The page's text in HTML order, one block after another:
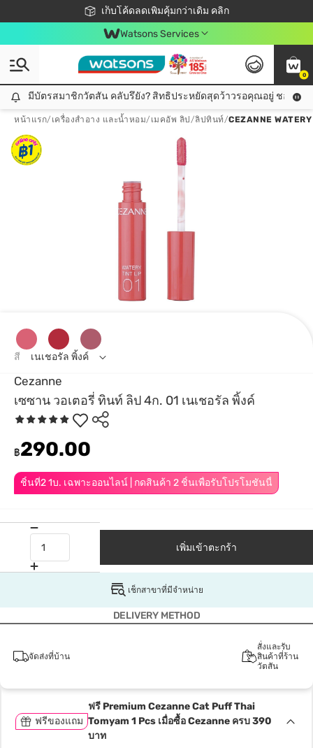
เก็บโค้ดลดเพิ่มคุ้มกว่าเดิม คลิก
ชอปออนไลน์ครั้งแรก ลดเพิ่มจุก ๆ 10%! 🎉
📦ส่งฟรี! เมื่อชอป 499฿
สมาชิกวัตสัน คลับดียังไง?
Watsons Services
0
มีบัตรสมาชิกวัตสัน คลับรึยัง? สิทธิประหยัดสุดว้าวรอคุณอยู่ ชอปคุ้มกว่าเดิม คลิก!
มีบัตรสมาชิกวัตสัน คลับรึยัง? สิทธิประหยัดสุดว้าวรอคุณอยู่ ชอปคุ้มก
หน้าแรก/ เครื่องสำอาง และน้ำหอม/ เมคอัพ ลิป /ลิปทินท์/CEZANNE
Cezanne
เซซาน วอเตอรี่ ทินท์ ลิป 4ก. 01 เนเชอรัล พิ้งค์
ชิ้นที่2 1บ. เฉพาะออนไลน์ | กดสินค้า 2 ชิ้นเพื่อรับโปรโมชันนี้
฿290.00
สี เนเชอรัล พิ้งค์
เพิ่มเข้าตะกร้า
เช็กสาขาที่มีจำหน่าย
DELIVERY METHOD
จัดส่งที่บ้าน
สั่งและรับ
สินค้าที่ร้าน
วัตสัน
ฟรีของแถม
ฟรี Premium Cezanne Cat Puff Thai
Tomyam 1 Pcs เมื่อซื้อ Cezanne ครบ 390
บาท